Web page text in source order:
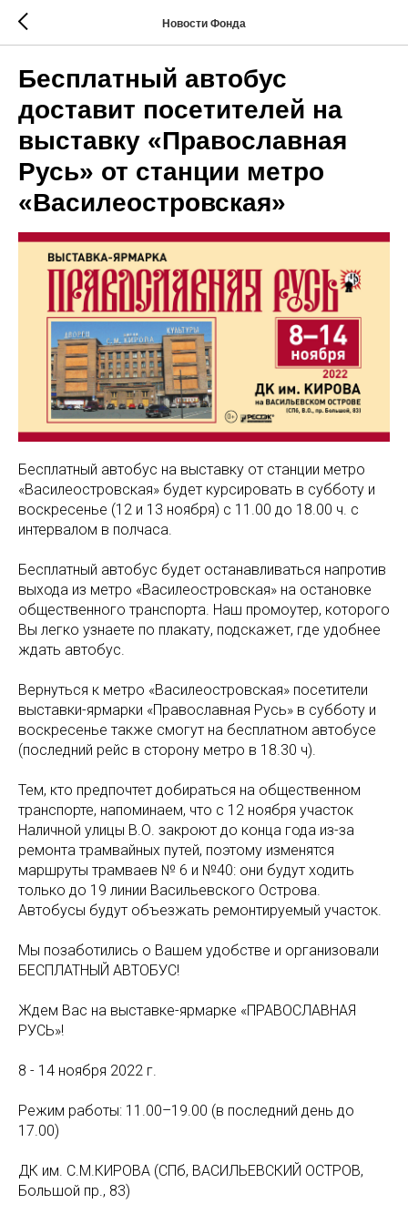
Новости Фонда
Бесплатный автобус
доставит посетителей на
выставку «Православная
Русь» от станции метро
«Василеостровская»
Бесплатный автобус на выставку от станции метро
«Василеостровская» будет курсировать в субботу и
воскресенье (12 и 13 ноября) с 11.00 до 18.00 ч. с
интервалом в полчаса.
Бесплатный автобус будет останавливаться напротив
выхода из метро «Василеостровская» на остановке
общественного транспорта. Наш промоутер, которого
Вы легко узнаете по плакату, подскажет, где удобнее
ждать автобус.
Вернуться к метро «Василеостровская» посетители
выставки-ярмарки «Православная Русь» в субботу и
воскресенье также смогут на бесплатном автобусе
(последний рейс в сторону метро в 18.30 ч).
Тем, кто предпочтет добираться на общественном
транспорте, напоминаем, что с 12 ноября участок
Наличной улицы В.О. закроют до конца года из-за
ремонта трамвайных путей, поэтому изменятся
маршруты трамваев № 6 и №40: они будут ходить
только до 19 линии Васильевского Острова.
Автобусы будут объезжать ремонтируемый участок.
Мы позаботились о Вашем удобстве и организовали
БЕСПЛАТНЫЙ АВТОБУС!
Ждем Вас на выставке-ярмарке «ПРАВОСЛАВНАЯ
РУСЬ»!
8 - 14 ноября 2022 г.
Режим работы: 11.00–19.00 (в последний день до
17.00)
ДК им. С.М.КИРОВА (СПб, ВАСИЛЬЕВСКИЙ ОСТРОВ,
Большой пр., 83)